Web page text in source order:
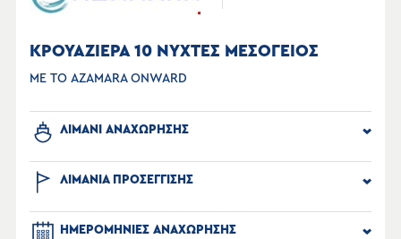
ΚΡΟΥΑΖΙΕΡΑ 10 ΝΥΧΤΕΣ ΜΕΣΟΓΕΙΟΣ
ΜΕ ΤΟ AZAMARA ONWARD
ΛΙΜΑΝΙ ΑΝΑΧΩΡΗΣΗΣ
ΛΙΜΑΝΙΑ ΠΡΟΣΕΓΓΙΣΗΣ
ΗΜΕΡΟΜΗΝΙΕΣ ΑΝΑΧΩΡΗΣΗΣ